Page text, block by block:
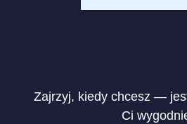
Zajrzyj, kiedy chcesz —
Ci